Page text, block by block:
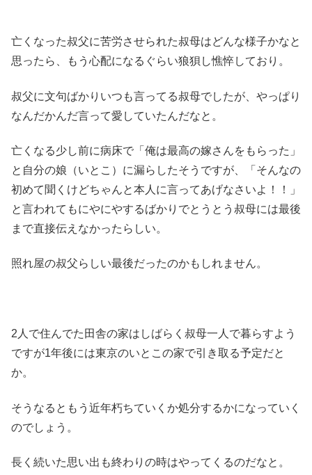
亡くなった叔父に苦労させられた叔母はどんな様子かなと
思ったら、もう心配になるぐらい狼狽し憔悴しており。
叔父に文句ばかりいつも言ってる叔母でしたが、やっぱり
なんだかんだ言って愛していたんだなと。
亡くなる少し前に病床で「俺は最高の嫁さんをもらった」
と自分の娘（いとこ）に漏らしたそうですが、「そんなの
初めて聞くけどちゃんと本人に言ってあげなさいよ！！」
と言われてもにやにやするばかりでとうとう叔母には最後
まで直接伝えなかったらしい。
照れ屋の叔父らしい最後だったのかもしれません。
2人で住んでた田舎の家はしばらく叔母一人で暮らすよう
ですが1年後には東京のいとこの家で引き取る予定だと
か。
そうなるともう近年朽ちていくか処分するかになっていく
のでしょう。
長く続いた思い出も終わりの時はやってくるのだなと。